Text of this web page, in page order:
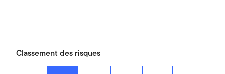
Classement des risques